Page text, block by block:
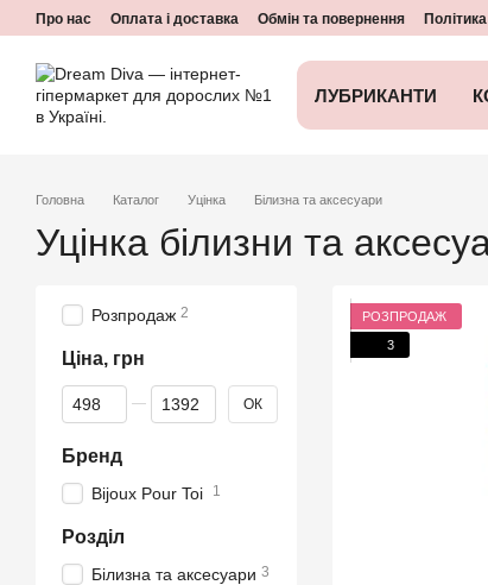
Перейти до основного контенту
Про нас Оплата і доставка Обмін та повернення
ЛУБРИКАНТИ
Головна Каталог Уцінка Білизна та аксесуари
Уцінка білизни та
РОЗПРОДАЖ
3
Розпродаж 2
Ціна, грн
Від Ціна, грн
До Ціна, грн ОК
Бренд
Bijoux Pour Toi 1
Розділ
Білизна та аксесуари 3